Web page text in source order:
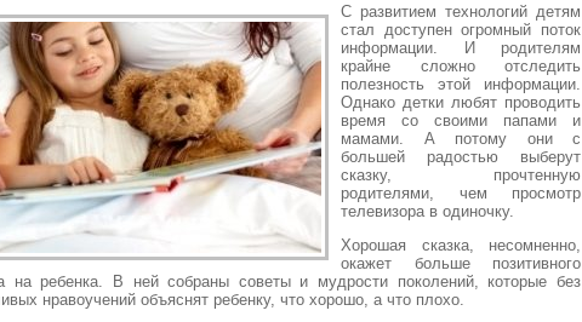
С развитием технологий детям
стал доступен огромный поток
информации. И родителям
крайне сложно отследить
полезность этой информации.
Однако детки любят проводить
время со своими папами и
мамами. А потому они с
большей радостью выберут
сказку, прочтенную
родителями, чем просмотр
телевизора в одиночку.
Хорошая сказка, несомненно,
окажет больше позитивного
на ребенка. В ней собраны советы и мудрости поколений, которые без
нравоучений объяснят ребенку, что хорошо, а что плохо.